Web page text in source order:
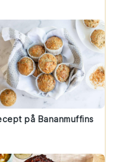
på Bananmuffins